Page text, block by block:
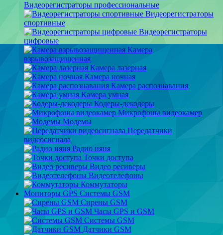
Видеорегистраторы профессиональные
Видеорегистраторы
спортивные
Видеорегистраторы
цифровые
Камера
взрывозащищенная
Камера лазерная
Камера ночная
Камера распознавания
Камера умная
Кодеры-декодеры
Микрофоны видеокамер
Модемы
Передатчики
видеосигнала
Радио няня
Точки доступа
Видео ресиверы
Видеотелефоны
Коммутаторы
Мониторы GPS Системы GSM
Сирены GSM
Часы GPS и GSM
Системы GSM
Датчики GSM